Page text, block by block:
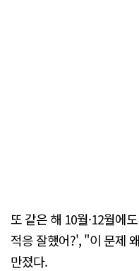
또 같은 해 10월·12월에
적응 잘했어?', "이 문제
만졌다.